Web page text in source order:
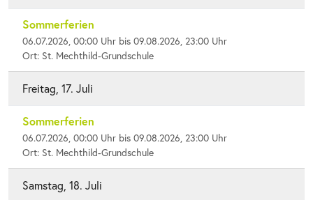
Sommerferien
06.07.2026, 00:00 Uhr bis 09.08.2026, 23:00 Uhr
Ort: St. Mechthild-Grundschule
Freitag, 17. Juli
Sommerferien
06.07.2026, 00:00 Uhr bis 09.08.2026, 23:00 Uhr
Ort: St. Mechthild-Grundschule
Samstag, 18. Juli